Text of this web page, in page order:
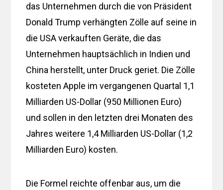
das Unternehmen durch die von Präsident
Donald Trump verhängten Zölle auf seine in
die USA verkauften Geräte, die das
Unternehmen hauptsächlich in Indien und
China herstellt, unter Druck geriet. Die Zölle
kosteten Apple im vergangenen Quartal 1,1
Milliarden US-Dollar (950 Millionen Euro)
und sollen in den letzten drei Monaten des
Jahres weitere 1,4 Milliarden US-Dollar (1,2
Milliarden Euro) kosten.
Die Formel reichte offenbar aus, um die